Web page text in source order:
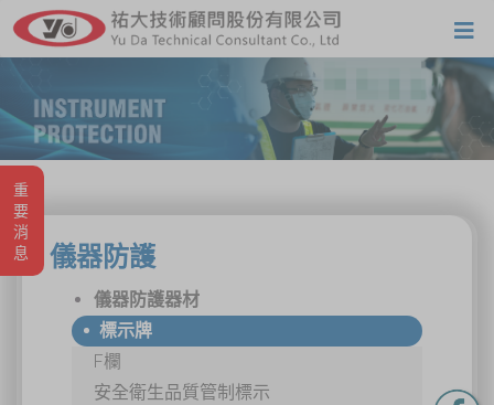
重要消息 儀器防護
儀器防護器材
標示牌
F欄
安全衛生品質管制標示